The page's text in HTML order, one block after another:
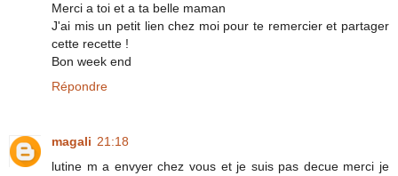
Merci a toi et a ta belle maman
J'ai mis un petit lien chez moi pour te remercier et partager
cette recette !
Bon week end
Répondre
magali 21:18
lutine m a envyer chez vous et je suis pas decue merci je